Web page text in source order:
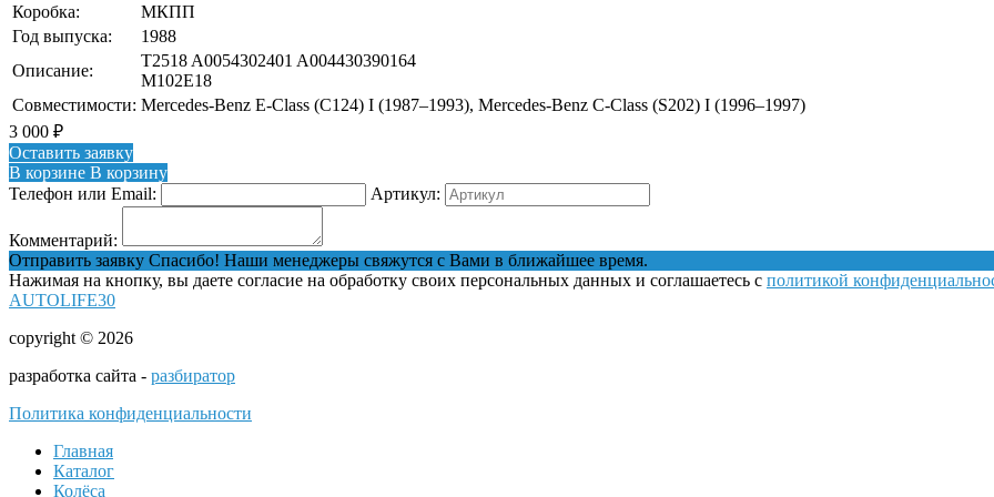
Коробка:
МКПП
Год выпуска:
1988
Описание:
T2518 A0054302401 A004430390164
M102E18
Совместимости: Mercedes-Benz E-Class (C124) I (1987–1993), Mercedes-Benz C-Class (S202) I (1996–1997)
3 000 ₽
Оставить заявку
В корзине В корзину
Телефон или Email:
Артикул:
Комментарий:
Отправить заявку Спасибо! Наши менеджеры свяжутся с Вами в ближайшее время.
Нажимая на кнопку, вы даете согласие на обработку своих персональных данных и соглашаетесь с политикой
AUTOLIFE30
copyright © 2026
разработка сайта - разбиратор
Политика конфиденциальности
Главная
Каталог
Колёса